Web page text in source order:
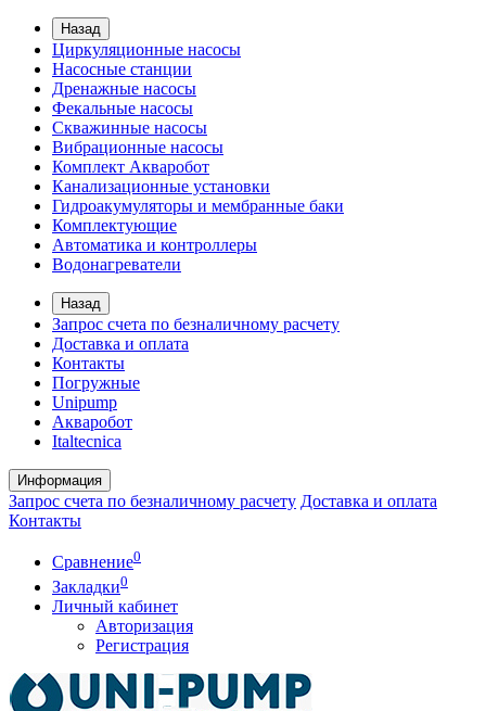
Назад
Циркуляционные насосы
Насосные станции
Дренажные насосы
Фекальные насосы
Скважинные насосы
Вибрационные насосы
Комплект Акваробот
Канализационные установки
Гидроакумуляторы и мембранные баки
Комплектующие
Автоматика и контроллеры
Водонагреватели
Назад
Запрос счета по безналичному расчету
Доставка и оплата
Контакты
Погружные
Unipump
Акваробот
Italtecnica
Информация
Запрос счета по безналичному расчету Доставка и оплата
Контакты
Сравнение0
Закладки0
Личный кабинет
Авторизация
Регистрация